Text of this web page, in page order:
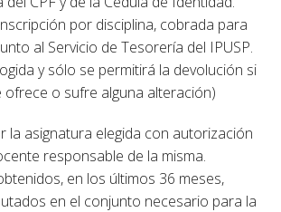
por disciplina, cobrada para
al Servicio de Tesorería del IPUSP.
y sólo se permitirá la devolución si
ofrece o sufre alguna alteración)
la asignatura elegida con autorización
responsable de la misma.
en los últimos 36 meses,
en el conjunto necesario para la